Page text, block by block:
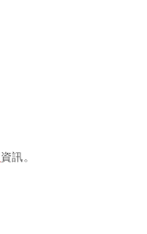
資訊。